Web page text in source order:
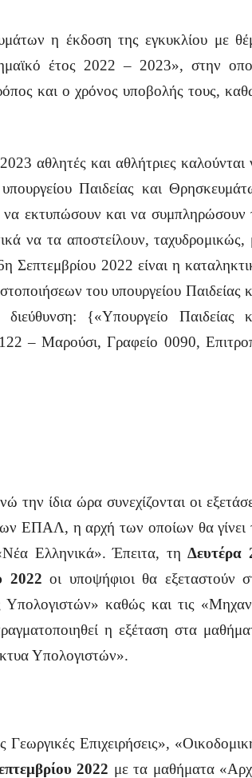
η έκδοση της εγκυκλίου με
έτος 2022 – 2023», στην
και ο χρόνος υποβολής τους,
αθλητές και αθλήτριες καλούνται
Παιδείας και
να εκτυπώσουν και να συμπληρώσουν
να τα αποστείλουν, ταχυδρομικώς,
Σεπτεμβρίου 2022 είναι η
του υπουργείου Παιδείας
{«Υπουργείο Παιδείας
– Μαρούσι, Γραφείο 0090,
ίδια ώρα συνεχίζονται οι
ΕΠΑΛ, η αρχή των οποίων θα γίνει
Ελληνικά». Έπειτα, τηΔευτέρα
2022 οι υποψήφιοι θα εξεταστούν
Υπολογιστών» καθώς και τις
η εξέταση στα
Υπολογιστών».
Γεωργικές Επιχειρήσεις»,
2022 με τα μαθήματα